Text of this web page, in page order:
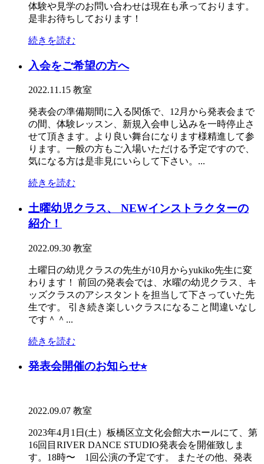
体験や見学のお問い合わせは現在も承っております。
是非お待ちしております！
続きを読む
入会をご希望の方へ
2022.11.15 教室
発表会の準備期間に入る関係で、12月から発表会まで
の間、体験レッスン、新規入会申し込みを一時停止さ
せて頂きます。より良い舞台になります様精進して参
ります。一般の方もご入場いただける予定ですので、
気になる方は是非見にいらして下さい。...
続きを読む
土曜幼児クラス、 NEWインストラクターの
紹介！
2022.09.30 教室
土曜日の幼児クラスの先生が10月からyukiko先生に変
わります！ 前回の発表会では、水曜の幼児クラス、キ
ッズクラスのアシスタントを担当して下さっていた先
生です。 引き続き楽しいクラスになること間違いなし
です＾＾...
続きを読む
発表会開催のお知らせ⭐︎
2022.09.07 教室
2023年4月1日(土）板橋区立文化会館大ホールにて、第
16回目RIVER DANCE STUDIO発表会を開催致しま
す。18時〜 1回公演の予定です。 またその他、発表